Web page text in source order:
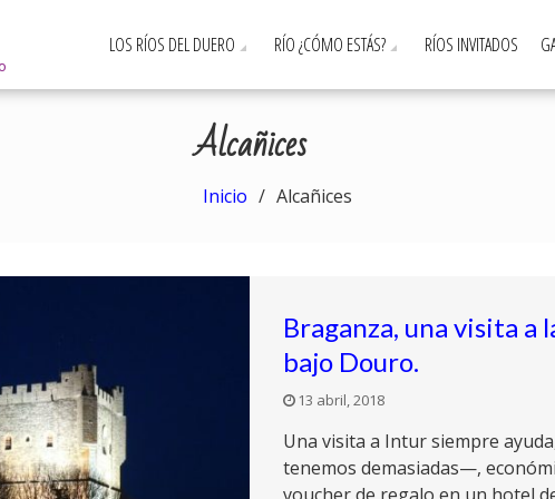
LOS RÍOS DEL DUERO RÍO ¿CÓMO ESTÁS? RÍOS INVITADOS
Alcañices
Inicio Alcañices
Braganza, una visita a
bajo Douro.
13 abril, 2018
Una visita a Intur siempre
tenemos demasiadas—,